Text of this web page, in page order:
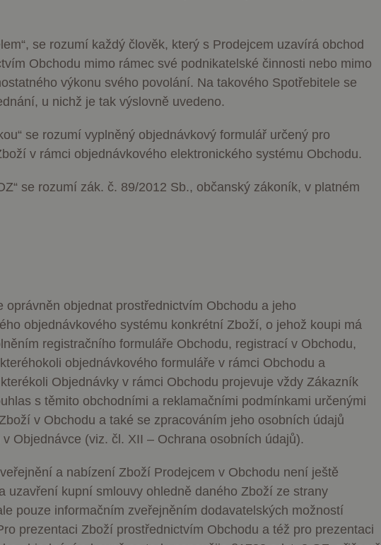
“, se rozumí každý člověk, který s Prodejcem uzavírá obchod
Obchodu mimo rámec své podnikatelské činnosti nebo mimo
výkonu svého povolání. Na takového Spotřebitele se
u nichž je tak výslovně uvedeno.
“ se rozumí vyplněný objednávkový formulář určený pro
v rámci objednávkového elektronického systému Obchodu.
“ se rozumí zák. č. 89/2012 Sb., občanský zákoník, v platném
oprávněn objednat prostřednictvím Obchodu a jeho
objednávkového systému konkrétní Zboží, o jehož koupi má
registračního formuláře Obchodu, registrací v Obchodu,
objednávkového formuláře v rámci Obchodu a
Objednávky v rámci Obchodu projevuje vždy Zákazník
s těmito obchodními a reklamačními podmínkami určenými
v Obchodu a také se zpracováním jeho osobních údajů
v Objednávce (viz. čl. XII – Ochrana osobních údajů).
a nabízení Zboží Prodejcem v Obchodu není ještě
uzavření kupní smlouvy ohledně daného Zboží ze strany
pouze informačním zveřejněním dodavatelských možností
prezentaci Zboží prostřednictvím Obchodu a též pro prezentaci